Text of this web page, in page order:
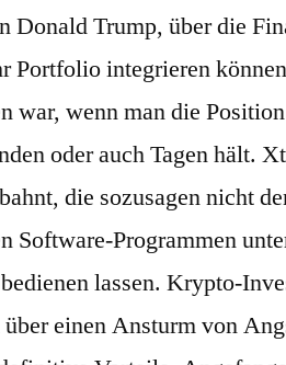
Donald Trump, über die
Portfolio integrieren
war, wenn man die
oder auch Tagen hält.
die sozusagen nicht
Software-Programmen
lassen. Krypto-
einen Ansturm von